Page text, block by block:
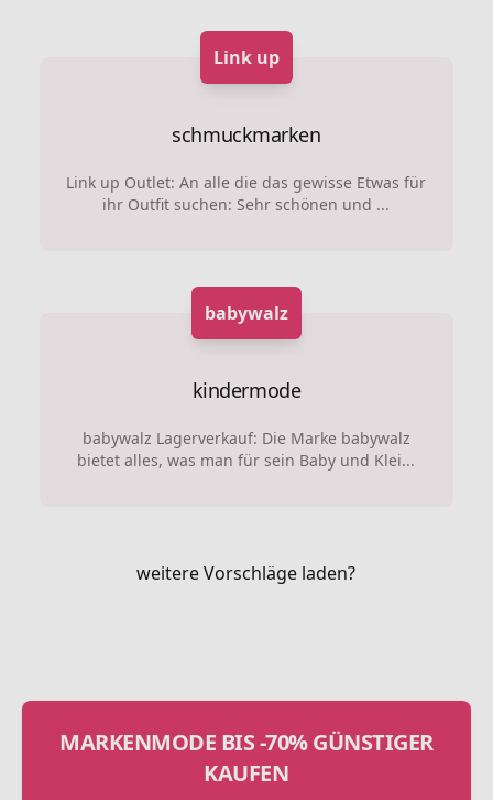
Link up
schmuckmarken
Link up Outlet: An alle die das gewisse Etwas für
ihr Outfit suchen: Sehr schönen und ...
babywalz
kindermode
babywalz Lagerverkauf: Die Marke babywalz
bietet alles, was man für sein Baby und Klei...
weitere Vorschläge laden?
MARKENMODE BIS -70% GÜNSTIGER
KAUFEN